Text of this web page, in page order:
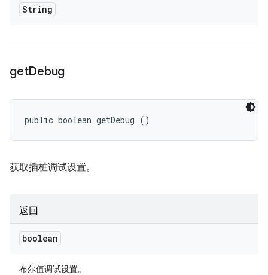
String
getDebug
public boolean getDebug ()
获取插桩调试设置。
返回
boolean
布尔值调试设置。